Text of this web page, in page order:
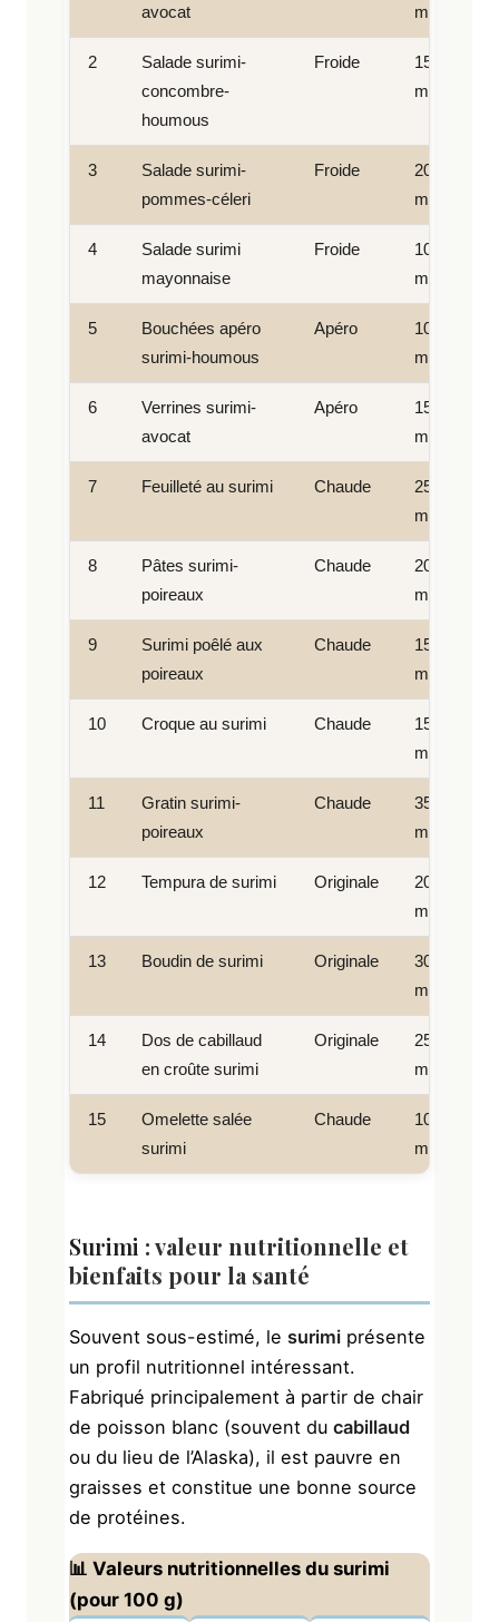
avocat
min
2
Salade surimi-
concombre-
houmous
Froide
15
min
3
Salade surimi-
pommes-céleri
Froide
20
min
4
Salade surimi
mayonnaise
Froide
10
min
5
Bouchées apéro
surimi-houmous
Apéro
10
min
6
Verrines surimi-
avocat
Apéro
15
min
7 Feuilleté au surimi Chaude
25
min
8
Pâtes surimi-
poireaux
Chaude
20
min
9
Surimi poêlé aux
poireaux
Chaude
15
min
10 Croque au surimi Chaude
15
min
11
Gratin surimi-
poireaux
Chaude
35
min
12 Tempura de surimi Originale
20
min
13 Boudin de surimi Originale
30
min
14
Dos de cabillaud
en croûte surimi
Originale
25
min
15
Omelette salée
surimi
Chaude
10
min
Surimi : valeur nutritionnelle et
bienfaits pour la santé
Souvent sous-estimé, le surimi présente
un profil nutritionnel intéressant.
Fabriqué principalement à partir de chair
de poisson blanc (souvent du cabillaud
ou du lieu de l’Alaska), il est pauvre en
graisses et constitue une bonne source
de protéines.
📊 Valeurs nutritionnelles du surimi
(pour 100 g)